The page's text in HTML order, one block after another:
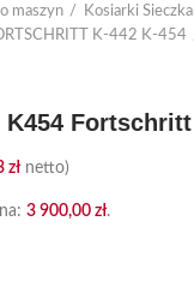
maszyn
Kosiarki
K-442 K-454
K454 Fortschritt
złnetto)
3 900,00 zł.